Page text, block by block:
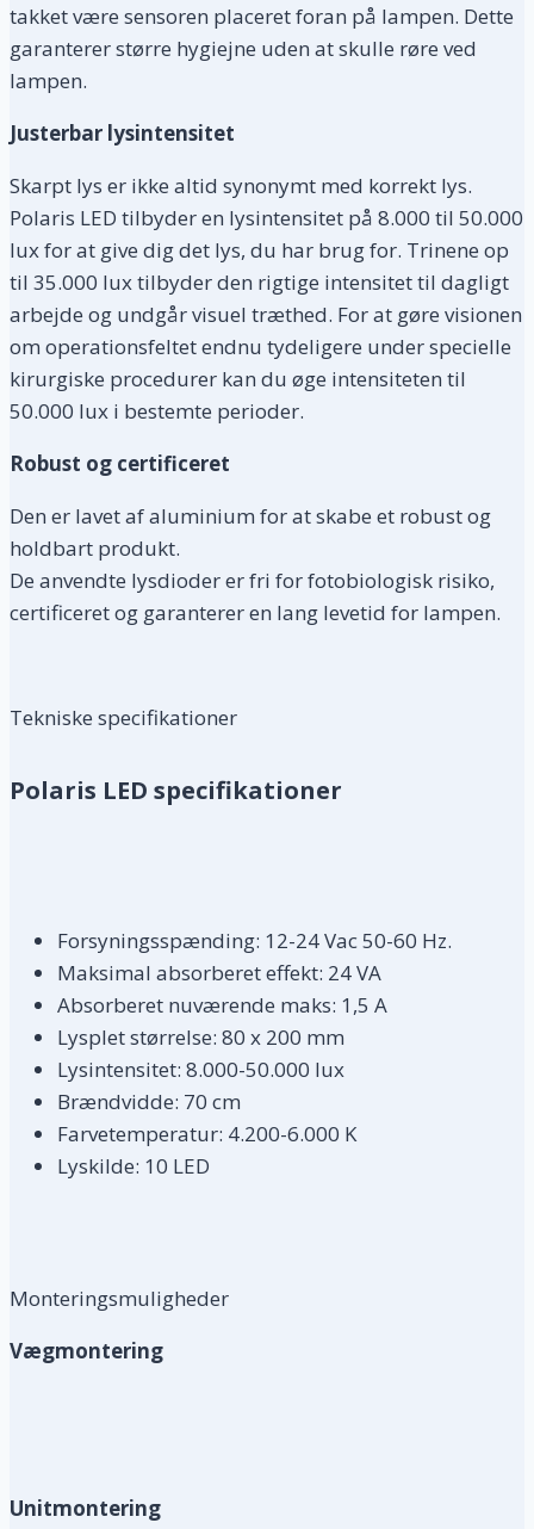
takket være sensoren placeret foran på lampen. Dette
garanterer større hygiejne uden at skulle røre ved
lampen.
Justerbar lysintensitet
Skarpt lys er ikke altid synonymt med korrekt lys.
Polaris LED tilbyder en lysintensitet på 8.000 til 50.000
lux for at give dig det lys, du har brug for. Trinene op
til 35.000 lux tilbyder den rigtige intensitet til dagligt
arbejde og undgår visuel træthed. For at gøre visionen
om operationsfeltet endnu tydeligere under specielle
kirurgiske procedurer kan du øge intensiteten til
50.000 lux i bestemte perioder.
Robust og certificeret
Den er lavet af aluminium for at skabe et robust og
holdbart produkt.
De anvendte lysdioder er fri for fotobiologisk risiko,
certificeret og garanterer en lang levetid for lampen.
Tekniske specifikationer
Polaris LED specifikationer
Forsyningsspænding: 12-24 Vac 50-60 Hz.
Maksimal absorberet effekt: 24 VA
Absorberet nuværende maks: 1,5 A
Lysplet størrelse: 80 x 200 mm
Lysintensitet: 8.000-50.000 lux
Brændvidde: 70 cm
Farvetemperatur: 4.200-6.000 K
Lyskilde: 10 LED
Monteringsmuligheder
Vægmontering
Unitmontering